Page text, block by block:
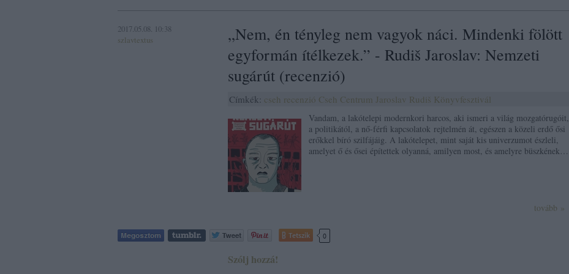
2017.05.08. 10:38
szlavtextus
„Nem, én tényleg nem vagyok náci. Mindenki fölött
egyformán ítélkezek.” - Rudiš Jaroslav: Nemzeti
sugárút (recenzió)
Címkék: cseh recenzió Cseh Centrum Jaroslav Rudiš Könyvfesztivál
Vandam, a lakótelepi modernkori harcos, aki ismeri a világ mozgatórugóit,
a politikától, a nő-férfi kapcsolatok rejtelmén át, egészen a közeli erdő ősi
erőkkel bíró szilfájáig. A lakótelepet, mint saját kis univerzumot észleli,
amelyet ő és ősei építettek olyanná, amilyen most, és amelyre büszkének…
tovább »
Tetszik 0
Szólj hozzá!